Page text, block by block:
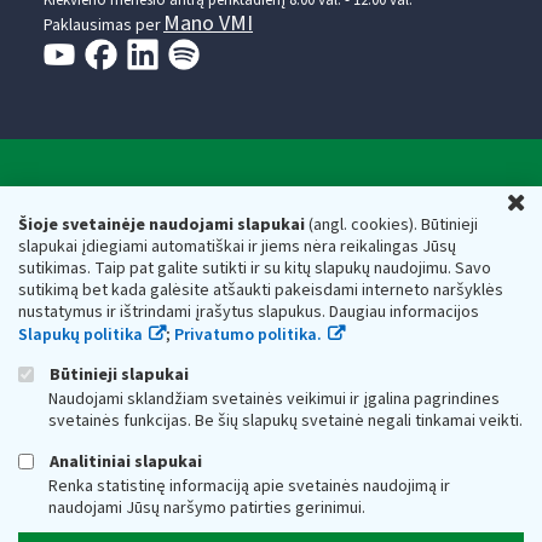
Šioje svetainėje naudojami slapukai(angl. cookies). Būtinieji
slapukai įdiegiami automatiškai ir jiems nėra reikalingas Jūsų
sutikimas. Taip pat galite sutikti ir su kitų slapukų naudojimu. Savo
sutikimą bet kada galėsite atšaukti pakeisdami interneto naršyklės
nustatymus ir ištrindami įrašytus slapukus. Daugiau informacijos
Slapukų politika
; Privatumo politika.
Būtinieji slapukai
Naudojami sklandžiam svetainės veikimui ir įgalina pagrindines
svetainės funkcijas. Be šių slapukų svetainė negali tinkamai veikti.
Analitiniai slapukai
Renka statistinę informaciją apie svetainės naudojimą ir
naudojami Jūsų naršymo patirties gerinimui.
Paklausimas per Mano VMI
Respublikos finansų ministerijos
Biudžetinė įstaiga. Juridinio asmens kodas — 188659752,
adresas: Vasario 16-osios g. 14, 01107 Vilnius, Lietuva, el.paštas:
vmi@vmi.lt, E. pristatymo dėžutės adresas 188659752
Duomenys apie Valstybinę mokesčių inspekciją prie Lietuvos
Respublikos finansų ministerijos kaupiami ir saugomi Juridinių